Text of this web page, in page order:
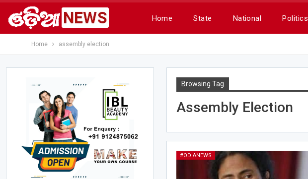
Home State National Politics
Home assembly election
Browsing Tag
Assembly Election
#ODIANEWS